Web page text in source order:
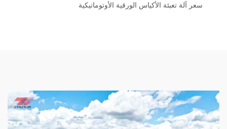
سعر آلة تعبئة الأكياس الورقية الأوتوماتيكية